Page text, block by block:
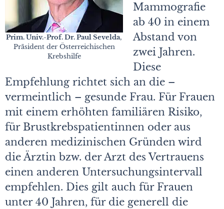
Prim. Univ.-Prof. Dr. Paul Sevelda,
Präsident der Österreichischen
Krebshilfe
Mammografie
ab 40 in einem
Abstand von
zwei Jahren.
Diese
Empfehlung richtet sich an die –
vermeintlich – gesunde Frau. Für Frauen
mit einem erhöhten familiären Risiko,
für Brustkrebspatientinnen oder aus
anderen medizinischen Gründen wird
die Ärztin bzw. der Arzt des Vertrauens
einen anderen Untersuchungsintervall
empfehlen. Dies gilt auch für Frauen
unter 40 Jahren, für die generell die